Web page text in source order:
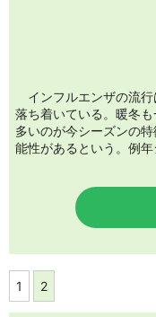
インフルエンザの流行
落ち着いている。暖冬
多いのが今シーズンの
能性があるという。例
1 2